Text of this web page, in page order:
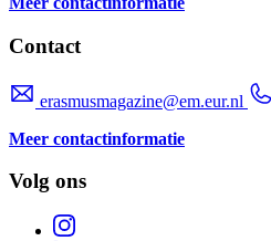
Contact
erasmusmagazine@em.eur.nl
Meer contactinformatie
Volg ons